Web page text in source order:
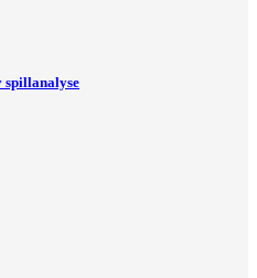
spillanalyse